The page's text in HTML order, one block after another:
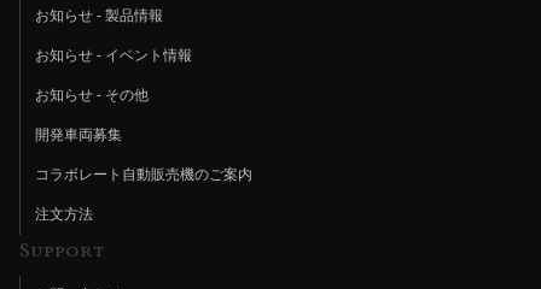
お知らせ - 製品情報
お知らせ - イベント情報
お知らせ - その他
開発車両募集
コラボレート自動販売機のご案内
注文方法
Support